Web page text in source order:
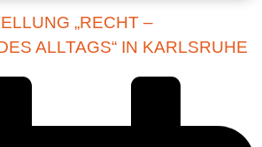
„RECHT –
ALLTAGS“ IN KARLSRUHE